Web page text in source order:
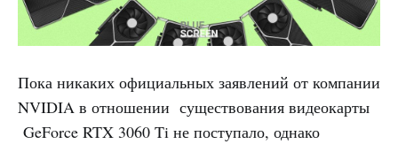
Пока никаких официальных заявлений от компании
NVIDIA в отношении существования видеокарты
GeForce RTX 3060 Ti не поступало, однако